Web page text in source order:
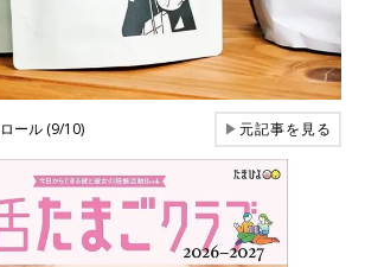
ール (9/10) ▶元記事を見る